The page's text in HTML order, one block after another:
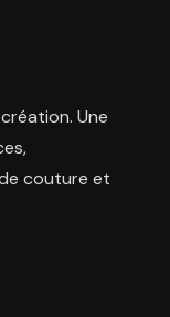
Une
couture et